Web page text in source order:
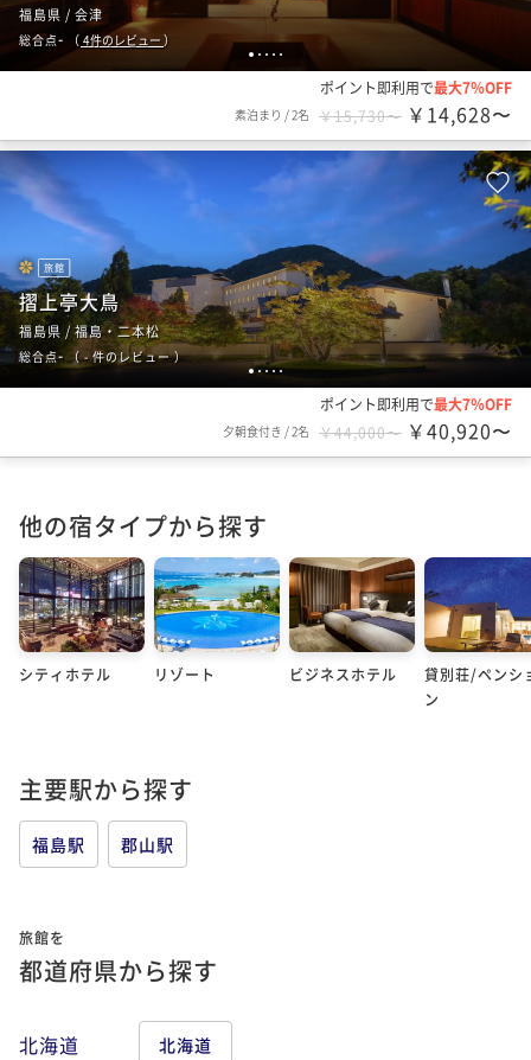
1 2 3 4 5
福島県 / 会津
総合点- （ 4件のレビュー）
ポイント即利用で最大7％OFF
素泊まり /2名 ￥15,730〜 ￥14,628〜
12345
旅館
摺上亭大鳥
福島県 / 福島・二本松
総合点- （- 件のレビュー）
ポイント即利用で最大7％OFF
夕朝食付き /2名 ￥44,000〜 ￥40,920〜
他の宿タイプから探す
シティホテル リゾート ビジネスホテル
貸別荘/ペンシ
ン
主要駅から探す
福島駅 郡山駅
旅館を
都道府県から探す
北海道 北海道